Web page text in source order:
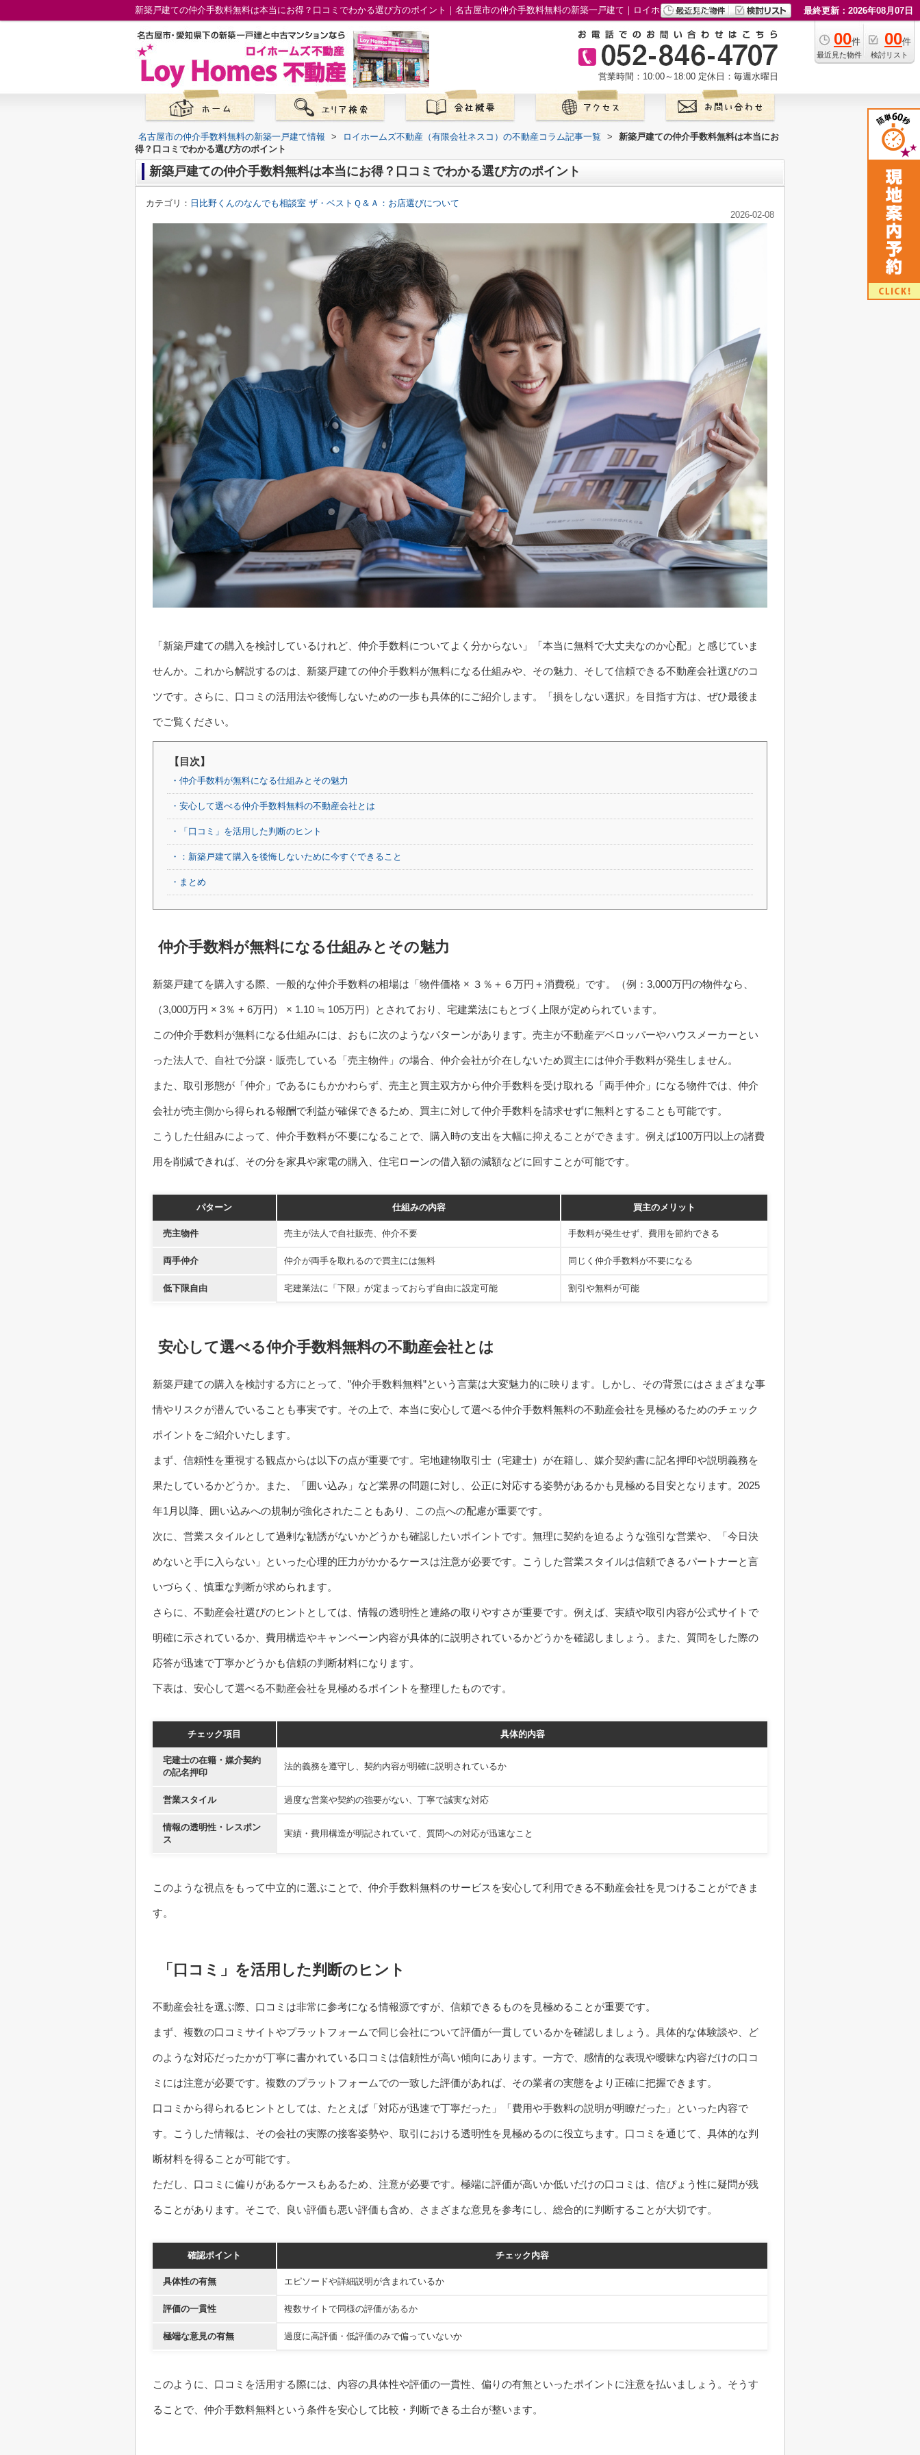
新築戸建ての仲介手数料無料は本当にお得？口コミでわかる選び方のポイント｜名古屋市の仲介手数料無料の新築一戸建て｜ロイホームズ不動産 最終更新：2026年08月07日
00件
最近見た物件
00件
検討リスト
営業時間：10:00～18:00 定休日：毎週水曜日
名古屋市の仲介手数料無料の新築一戸建て情報 > ロイホームズ不動産（有限会社ネスコ）の不動産コラム記事一覧 >
新築戸建ての仲介手数料無料は本当にお
得？口コミでわかる選び方のポイント
新築戸建ての仲介手数料無料は本当にお得？口コミでわかる選び方のポイント
カテゴリ： 日比野くんのなんでも相談室 ザ・ベストＱ＆Ａ：お店選びについて
2026-02-08
「新築戸建ての購入を検討しているけれど、仲介手数料についてよく分からない」「本当に無料で大丈夫なのか心配」と感じていま
せんか。これから解説するのは、新築戸建ての仲介手数料が無料になる仕組みや、その魅力、そして信頼できる不動産会社選びのコ
ツです。さらに、口コミの活用法や後悔しないための一歩も具体的にご紹介します。「損をしない選択」を目指す方は、ぜひ最後ま
でご覧ください。
【目次】
・仲介手数料が無料になる仕組みとその魅力
・安心して選べる仲介手数料無料の不動産会社とは
・「口コミ」を活用した判断のヒント
・：新築戸建て購入を後悔しないために今すぐできること
・まとめ
仲介手数料が無料になる仕組みとその魅力
新築戸建てを購入する際、一般的な仲介手数料の相場は「物件価格 × ３％＋６万円＋消費税」です。（例：3,000万円の物件なら、
（3,000万円 × 3％ + 6万円） × 1.10 ≒ 105万円）とされており、宅建業法にもとづく上限が定められています。
この仲介手数料が無料になる仕組みには、おもに次のようなパターンがあります。売主が不動産デベロッパーやハウスメーカーとい
った法人で、自社で分譲・販売している「売主物件」の場合、仲介会社が介在しないため買主には仲介手数料が発生しません。
また、取引形態が「仲介」であるにもかかわらず、売主と買主双方から仲介手数料を受け取れる「両手仲介」になる物件では、仲介
会社が売主側から得られる報酬で利益が確保できるため、買主に対して仲介手数料を請求せずに無料とすることも可能です。
こうした仕組みによって、仲介手数料が不要になることで、購入時の支出を大幅に抑えることができます。例えば100万円以上の諸費
用を削減できれば、その分を家具や家電の購入、住宅ローンの借入額の減額などに回すことが可能です。
パターン 仕組みの内容 買主のメリット
売主物件 売主が法人で自社販売、仲介不要 手数料が発生せず、費用を節約できる
両手仲介 仲介が両手を取れるので買主には無料 同じく仲介手数料が不要になる
低下限自由 宅建業法に「下限」が定まっておらず自由に設定可能 割引や無料が可能
安心して選べる仲介手数料無料の不動産会社とは
新築戸建ての購入を検討する方にとって、”仲介手数料無料”という言葉は大変魅力的に映ります。しかし、その背景にはさまざまな事
情やリスクが潜んでいることも事実です。その上で、本当に安心して選べる仲介手数料無料の不動産会社を見極めるためのチェック
ポイントをご紹介いたします。
まず、信頼性を重視する観点からは以下の点が重要です。宅地建物取引士（宅建士）が在籍し、媒介契約書に記名押印や説明義務を
果たしているかどうか。また、「囲い込み」など業界の問題に対し、公正に対応する姿勢があるかも見極める目安となります。2025
年1月以降、囲い込みへの規制が強化されたこともあり、この点への配慮が重要です。
次に、営業スタイルとして過剰な勧誘がないかどうかも確認したいポイントです。無理に契約を迫るような強引な営業や、「今日決
めないと手に入らない」といった心理的圧力がかかるケースは注意が必要です。こうした営業スタイルは信頼できるパートナーと言
いづらく、慎重な判断が求められます。
さらに、不動産会社選びのヒントとしては、情報の透明性と連絡の取りやすさが重要です。例えば、実績や取引内容が公式サイトで
明確に示されているか、費用構造やキャンペーン内容が具体的に説明されているかどうかを確認しましょう。また、質問をした際の
応答が迅速で丁寧かどうかも信頼の判断材料になります。
下表は、安心して選べる不動産会社を見極めるポイントを整理したものです。
チェック項目 具体的内容
宅建士の在籍・媒介契約
の記名押印
法的義務を遵守し、契約内容が明確に説明されているか
営業スタイル 過度な営業や契約の強要がない、丁寧で誠実な対応
情報の透明性・レスポン
ス
実績・費用構造が明記されていて、質問への対応が迅速なこと
このような視点をもって中立的に選ぶことで、仲介手数料無料のサービスを安心して利用できる不動産会社を見つけることができま
す。
「口コミ」を活用した判断のヒント
不動産会社を選ぶ際、口コミは非常に参考になる情報源ですが、信頼できるものを見極めることが重要です。
まず、複数の口コミサイトやプラットフォームで同じ会社について評価が一貫しているかを確認しましょう。具体的な体験談や、ど
のような対応だったかが丁寧に書かれている口コミは信頼性が高い傾向にあります。一方で、感情的な表現や曖昧な内容だけの口コ
ミには注意が必要です。複数のプラットフォームでの一致した評価があれば、その業者の実態をより正確に把握できます。
口コミから得られるヒントとしては、たとえば「対応が迅速で丁寧だった」「費用や手数料の説明が明瞭だった」といった内容で
す。こうした情報は、その会社の実際の接客姿勢や、取引における透明性を見極めるのに役立ちます。口コミを通じて、具体的な判
断材料を得ることが可能です。
ただし、口コミに偏りがあるケースもあるため、注意が必要です。極端に評価が高いか低いだけの口コミは、信ぴょう性に疑問が残
ることがあります。そこで、良い評価も悪い評価も含め、さまざまな意見を参考にし、総合的に判断することが大切です。
確認ポイント チェック内容
具体性の有無 エピソードや詳細説明が含まれているか
評価の一貫性 複数サイトで同様の評価があるか
極端な意見の有無 過度に高評価・低評価のみで偏っていないか
このように、口コミを活用する際には、内容の具体性や評価の一貫性、偏りの有無といったポイントに注意を払いましょう。そうす
ることで、仲介手数料無料という条件を安心して比較・判断できる土台が整います。